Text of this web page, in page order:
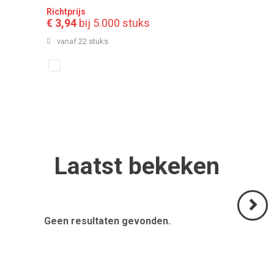
Richtprijs
€ 3,94 bij 5.000 stuks
vanaf 22 stuks
Laatst bekeken
Geen resultaten gevonden.